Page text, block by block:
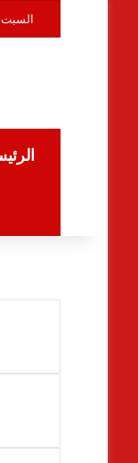
السبت,